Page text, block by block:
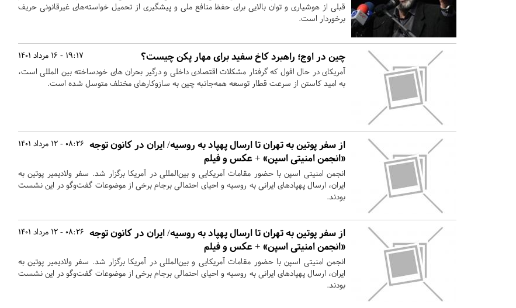
قبلی از هوشیاری و توان بالایی برای حفظ منافع ملی و پیشگیری از تحمیل خواسته‌های غیر‌قانونی حریف
برخوردار است.
19:17 - 16 مرداد 1401 چین در اوج؛ راهبرد کاخ سفید برای مهار پکن چیست؟
آمریکای در حال افول که گرفتار مشکلات اقتصادی داخلی و درگیر بحران های خودساخته بین المللی است،
به امید کاستن از سرعت قطار توسعه همه‌جانبه چین به سازوکارهای مختلف متوسل شده است.
08:26 - 12 مرداد 1401 از سفر پوتین به تهران تا ارسال پهپاد به روسیه/ ایران در کانون توجه
«انجمن امنیتی اسپن» + عکس و فیلم
انجمن امنیتی اسپن با حضور مقامات آمریکایی و بین‌المللی در آمریکا برگزار شد. سفر ولادیمیر پوتین به
ایران، ارسال پهپادهای ایرانی به روسیه و احیای احتمالی برجام برخی از موضوعات گفت‌وگو در این نشست
بودند.
08:26 - 12 مرداد 1401 از سفر پوتین به تهران تا ارسال پهپاد به روسیه/ ایران در کانون توجه
«انجمن امنیتی اسپن» + عکس و فیلم
انجمن امنیتی اسپن با حضور مقامات آمریکایی و بین‌المللی در آمریکا برگزار شد. سفر ولادیمیر پوتین به
ایران، ارسال پهپادهای ایرانی به روسیه و احیای احتمالی برجام برخی از موضوعات گفت‌وگو در این نشست
بودند.